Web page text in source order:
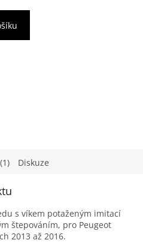
Diskuze
s víkem potaženým imitací
štepováním, pro Peugeot
2013 až 2016.